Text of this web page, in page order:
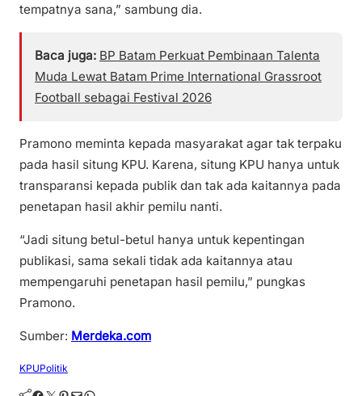
tempatnya sana,” sambung dia.
Baca juga: BP Batam Perkuat Pembinaan Talenta
Muda Lewat Batam Prime International Grassroot
Football sebagai Festival 2026
Pramono meminta kepada masyarakat agar tak terpaku
pada hasil situng KPU. Karena, situng KPU hanya untuk
transparansi kepada publik dan tak ada kaitannya pada
penetapan hasil akhir pemilu nanti.
“Jadi situng betul-betul hanya untuk kepentingan
publikasi, sama sekali tidak ada kaitannya atau
mempengaruhi penetapan hasil pemilu,” pungkas
Pramono.
Sumber: Merdeka.com
KPUPolitik